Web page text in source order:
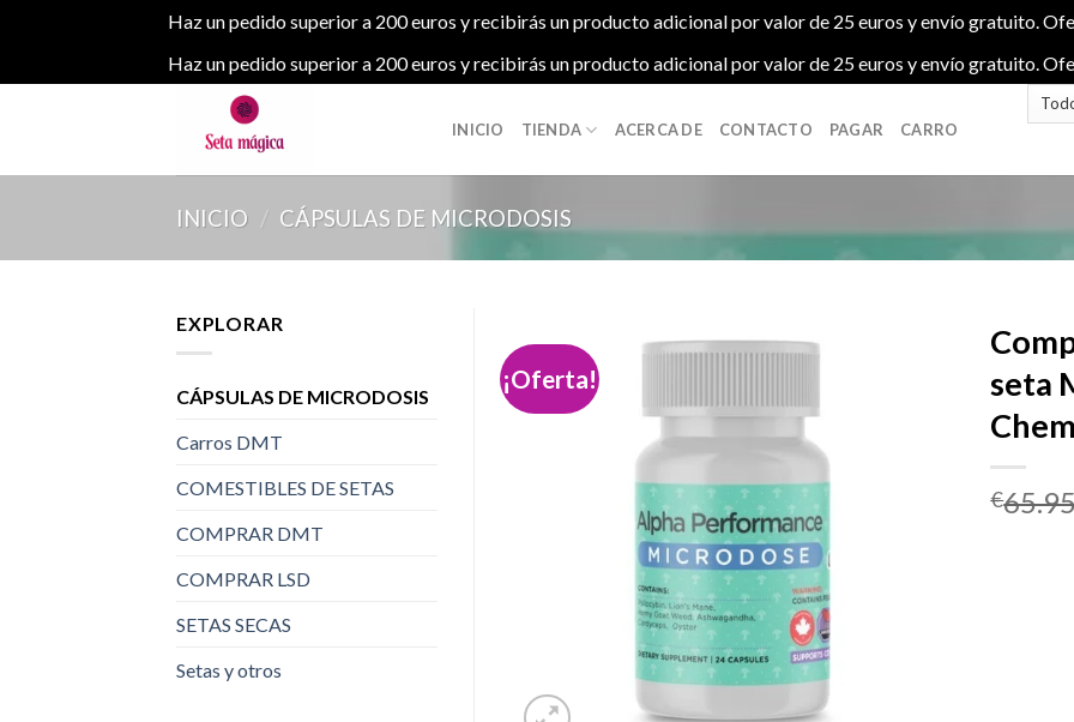
Haz un pedido superior a 200 euros y recibirás un producto adicional por valor de 25 euros y envío gratuito.
Haz un pedido superior a 200 euros y recibirás un producto adicional por valor de 25 euros y envío gratuito.
INICIO TIENDA ACERCA DE CONTACTO PAGAR CARRO
INICIO / CÁPSULAS DE MICRODOSIS
EXPLORAR
CÁPSULAS DE MICRODOSIS
Carros DMT
COMESTIBLES DE SETAS
COMPRAR DMT
COMPRAR LSD
SETAS SECAS
Setas y otros
¡Oferta!
seta
€